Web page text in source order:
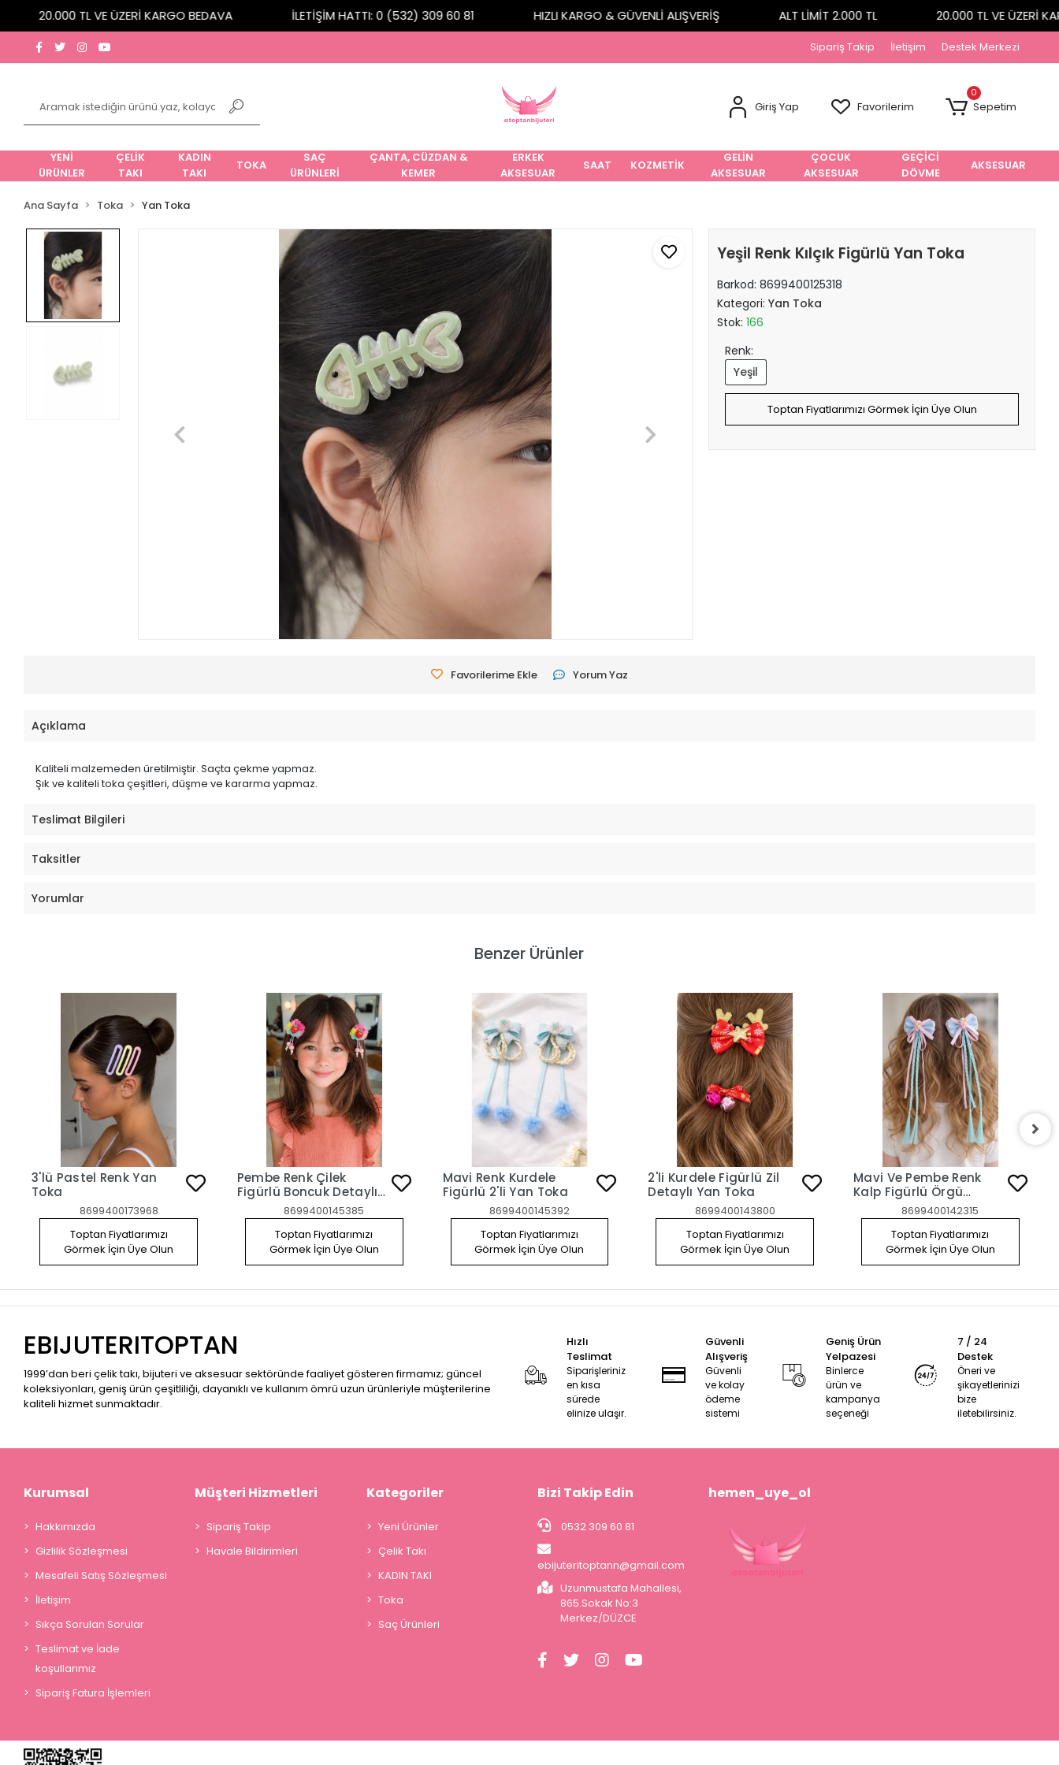
20.000 TL VE ÜZERİ KARGO BEDAVA İLETİŞİM HATTI: 0 (532) 309 60 81 HIZLI KARGO & GÜVENLİ ALIŞVERİŞ ALT LİMİT 2.000 TL 20.000 TL VE ÜZERİ
Sipariş Takip İletişim Destek Merkezi
Giriş Yap Favorilerim
0
Sepetim
YENİ
ÜRÜNLER
ÇELİK
TAKI
KADIN
TAKI
TOKA
SAÇ
ÜRÜNLERİ
ÇANTA, CÜZDAN &
KEMER
ERKEK
AKSESUAR
SAAT KOZMETİK
GELİN
AKSESUAR
ÇOCUK
AKSESUAR
GEÇİCİ
DÖVME
AKSESUAR
Ana Sayfa Toka Yan Toka
Yeşil Renk Kılçık Figürlü Yan Toka
Barkod:8699400125318
Kategori:Yan Toka
Stok:166
Renk:
Yeşil
Toptan Fiyatlarımızı Görmek İçin Üye Olun
Favorilerime Ekle Yorum Yaz
Açıklama
Kaliteli malzemeden üretilmiştir. Saçta çekme yapmaz.
Şık ve kaliteli toka çeşitleri, düşme ve kararma yapmaz.
Teslimat Bilgileri
Taksitler
Yorumlar
Benzer Ürünler
3'lü Pastel Renk Yan
Toka
8699400173968
Toptan Fiyatlarımızı
Görmek İçin Üye Olun
Pembe Renk Çilek
Figürlü Boncuk Detaylı
2'li Yan Toka Set
8699400145385
Toptan Fiyatlarımızı
Görmek İçin Üye Olun
Mavi Renk Kurdele
Figürlü 2'li Yan Toka
8699400145392
Toptan Fiyatlarımızı
Görmek İçin Üye Olun
2'li Kurdele Figürlü Zil
Detaylı Yan Toka
8699400143800
Toptan Fiyatlarımızı
Görmek İçin Üye Olun
Mavi Ve Pembe Renk
Kalp Figürlü Örgü
Detaylı 2'li Yan Toka
8699400142315
Toptan Fiyatlarımızı
Görmek İçin Üye Olun
EBIJUTERITOPTAN
1999’dan beri çelik takı, bijuteri ve aksesuar sektöründe faaliyet gösteren firmamız; güncel
koleksiyonları, geniş ürün çeşitliliği, dayanıklı ve kullanım ömrü uzun ürünleriyle müşterilerine
kaliteli hizmet sunmaktadır.
Hızlı
Teslimat
Siparişleriniz
en kısa
sürede
elinize ulaşır.
Güvenli
Alışveriş
Güvenli
ve kolay
ödeme
sistemi
Geniş Ürün
Yelpazesi
Binlerce
ürün ve
kampanya
seçeneği
7 / 24
Destek
Öneri ve
şikayetlerinizi
bize
iletebilirsiniz.
Kurumsal
Hakkımızda
Gizlilik Sözleşmesi
Mesafeli Satış Sözleşmesi
İletişim
Sıkça Sorulan Sorular
Teslimat ve İade
koşullarımız
Sipariş Fatura İşlemleri
Müşteri Hizmetleri
Sipariş Takip
Havale Bildirimleri
Kategoriler
Yeni Ürünler
Çelik Takı
KADIN TAKI
Toka
Saç Ürünleri
Bizi Takip Edin
0532 309 60 81
ebijuteritoptann@gmail.com
Uzunmustafa Mahallesi,
865.Sokak No:3
Merkez/DÜZCE
hemen_uye_ol